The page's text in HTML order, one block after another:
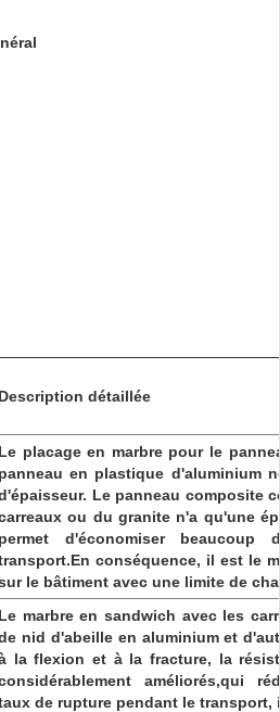
Description détaillée
Le placage en marbre pour le
panneau en plastique d'aluminium
Le panneau composite
ou du granite n'a qu'une
permet d'économiser
conséquence, il est le
le bâtiment avec une limite de
Le marbre en sandwich avec les
nid d'abeille en aluminium et
la flexion et à la fracture, la
améliorés,qui
de rupture pendant le